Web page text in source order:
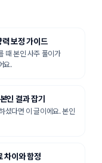
력 보정 가이드
때 본인 사주 풀이가
요.
인 결과 잡기
셨다면 이 글이에요. 본인
차이와 함정